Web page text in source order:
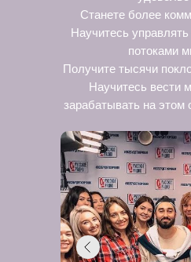
Станете более
Научитесь
потоками
Получите тысячи
Научитесь вести
зарабатывать на этом